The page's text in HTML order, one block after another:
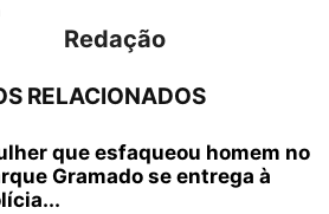
Redação
RELACIONADOS
que esfaqueou homem no
Gramado se entrega à